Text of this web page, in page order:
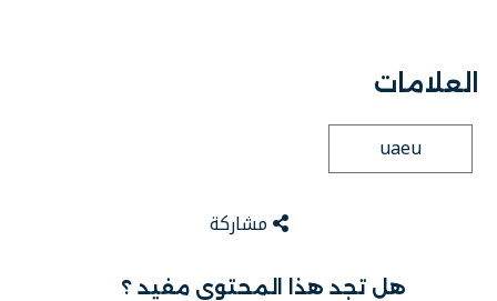
العلامات
uaeu
مشاركة
هل تجد هذا المحتوى مفيد ؟